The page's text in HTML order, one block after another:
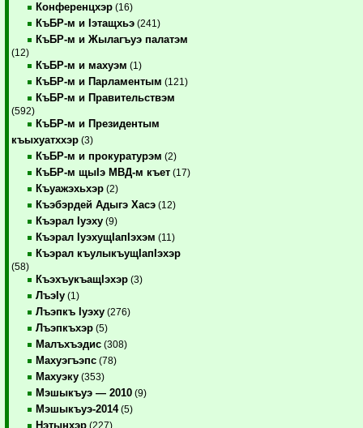
Конференцхэр (16)
КъБР-м и Iэтащхьэ (241)
КъБР-м и Жылагъуэ палатэм
(12)
КъБР-м и махуэм (1)
КъБР-м и Парламентым (121)
КъБР-м и Правительствэм
(592)
КъБР-м и Президентым
къыхуатххэр (3)
КъБР-м и прокуратурэм (2)
КъБР-м щыIэ МВД-м къет (17)
Къуажэхьхэр (2)
Къэбэрдей Адыгэ Хасэ (12)
Къэрал Iуэху (9)
Къэрал IуэхущIапIэхэм (11)
Къэрал къулыкъущIапIэхэр
(58)
КъэхъукъащIэхэр (3)
ЛъэIу (1)
Лъэпкъ Iуэху (276)
Лъэпкъхэр (5)
Малъхъэдис (308)
Махуэгъэпс (78)
Махуэку (353)
Мэшыкъуэ — 2010 (9)
Мэшыкъуэ-2014(5)
Нэтынхэр (227)